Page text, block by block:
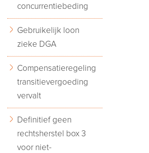
concurrentiebeding
Gebruikelijk loon
zieke DGA
Compensatieregeling
transitievergoeding
vervalt
Definitief geen
rechtsherstel box 3
voor niet-